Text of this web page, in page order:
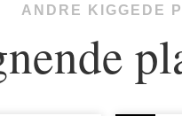
ANDRE KIGGEDE